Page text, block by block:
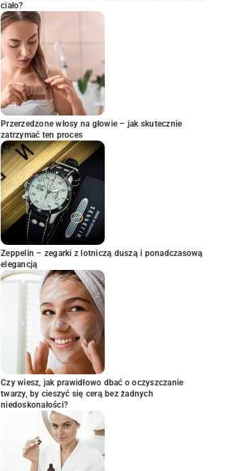
ciało?
Przerzedzone włosy na głowie – jak skutecznie
zatrzymać ten proces
Zeppelin – zegarki z lotniczą duszą i ponadczasową
elegancją
Czy wiesz, jak prawidłowo dbać o oczyszczanie
twarzy, by cieszyć się cerą bez żadnych
niedoskonałości?